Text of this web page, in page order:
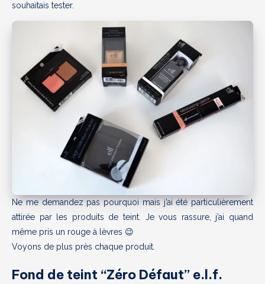
souhaitais tester.
Ne me demandez pas pourquoi mais j’ai été particulièrement
attirée par les produits de teint. Je vous rassure, j’ai quand
même pris un rouge à lèvres 😉
Voyons de plus près chaque produit.
Fond de teint “Zéro Défaut” e.l.f.